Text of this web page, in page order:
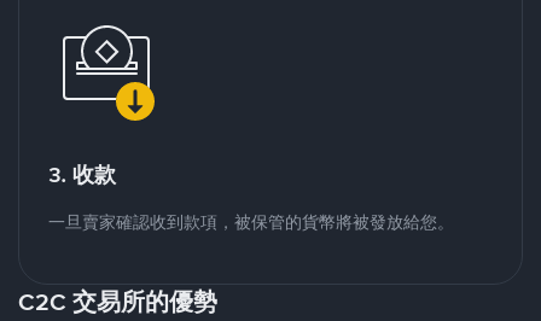
3. 收款
一旦賣家確認收到款項，被保管的貨幣將被發放給您。
C2C 交易所的優勢